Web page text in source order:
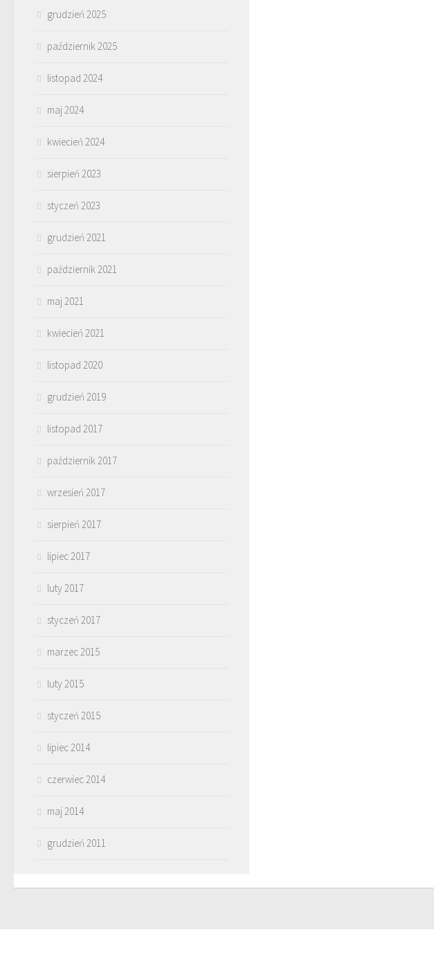
grudzień 2025
październik 2025
listopad 2024
maj 2024
kwiecień 2024
sierpień 2023
styczeń 2023
grudzień 2021
październik 2021
maj 2021
kwiecień 2021
listopad 2020
grudzień 2019
listopad 2017
październik 2017
wrzesień 2017
sierpień 2017
lipiec 2017
luty 2017
styczeń 2017
marzec 2015
luty 2015
styczeń 2015
lipiec 2014
czerwiec 2014
maj 2014
grudzień 2011